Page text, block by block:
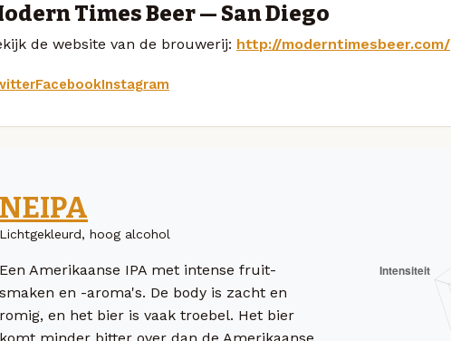
Times Beer — San Diego
de website van de brouwerij: http://moderntimesbeer.com/
FacebookInstagram
NEIPA
Lichtgekleurd, hoog alcohol
Een Amerikaanse IPA met intense fruit-
smaken en -aroma's. De body is zacht en
romig, en het bier is vaak troebel. Het bier